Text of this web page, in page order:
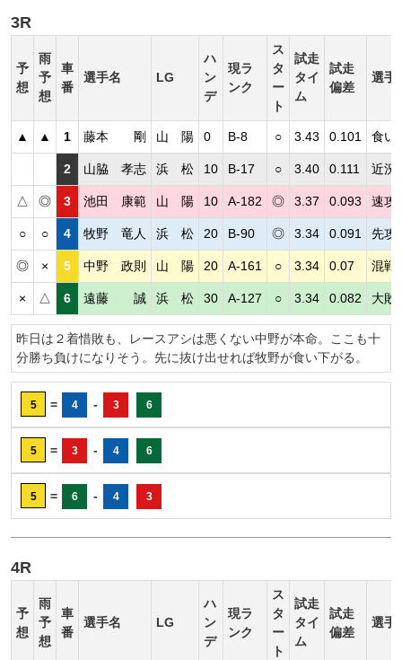
3R
予
想
雨
予
想
車
番
選手名 LG
ハ
ン
デ
現ラ
ンク
ス
タ
ー
ト
試走
タイ
ム
試走
偏差
選手
▲ ▲ 1 藤本 剛 山 陽 0 B-8 ○ 3.43 0.101 食い
2 山脇 孝志 浜 松 10 B-17 ○ 3.40 0.111 近況
△ ◎ 3 池田 康範 山 陽 10 A-182 ◎ 3.37 0.093 速攻
○ ○ 4 牧野 竜人 浜 松 20 B-90 ◎ 3.34 0.091 先攻
◎ × 5 中野 政則 山 陽 20 A-161 ○ 3.34 0.07 混戦
× △ 6 遠藤 誠 浜 松 30 A-127 ○ 3.34 0.082 大敗
昨日は２着惜敗も、レースアシは悪くない中野が本命。ここも十
分勝ち負けになりそう。先に抜け出せれば牧野が食い下がる。
5 = 4 - 3 6
5 = 3 - 4 6
5 = 6 - 4 3
4R
予
想
雨
予
想
車
番
選手名 LG
ハ
ン
デ
現ラ
ンク
ス
タ
ー
ト
試走
タイ
ム
試走
偏差
選手